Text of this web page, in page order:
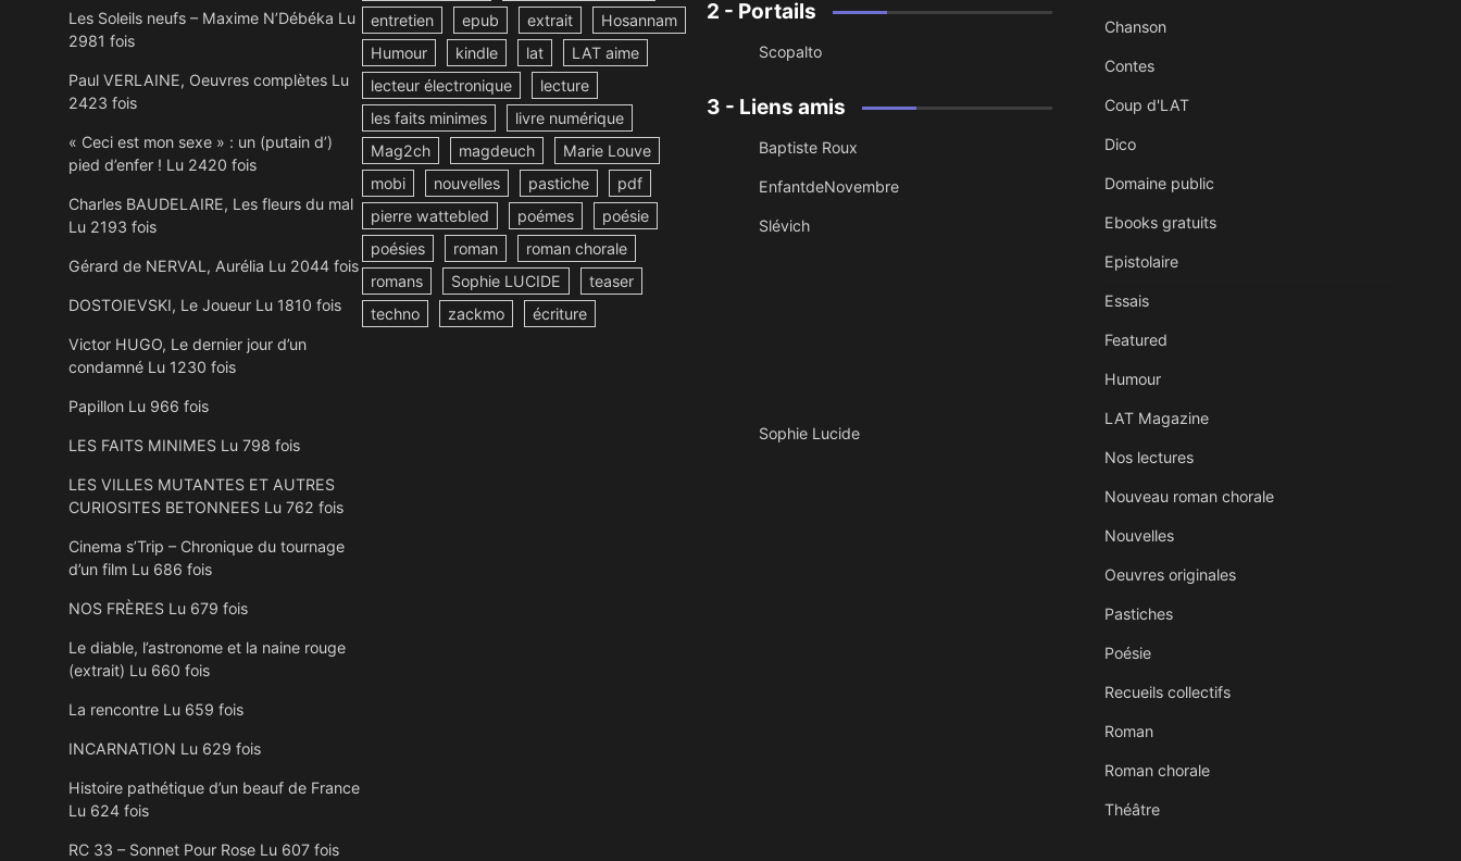
Les Soleils neufs – Maxime N’Débéka Lu
2981 fois
Paul VERLAINE, Oeuvres complètes Lu
2423 fois
« Ceci est mon sexe » : un (putain d’)
pied d’enfer ! Lu 2420 fois
Charles BAUDELAIRE, Les fleurs du mal
Lu 2193 fois
Gérard de NERVAL, Aurélia Lu 2044 fois
DOSTOIEVSKI, Le Joueur Lu 1810 fois
Victor HUGO, Le dernier jour d’un
condamné Lu 1230 fois
Papillon Lu 966 fois
LES FAITS MINIMES Lu 798 fois
LES VILLES MUTANTES ET AUTRES
CURIOSITES BETONNEES Lu 762 fois
Cinema s’Trip – Chronique du tournage
d’un film Lu 686 fois
NOS FRÈRES Lu 679 fois
Le diable, l’astronome et la naine rouge
(extrait) Lu 660 fois
La rencontre Lu 659 fois
INCARNATION Lu 629 fois
Histoire pathétique d’un beauf de France
Lu 624 fois
RC 33 – Sonnet Pour Rose Lu 607 fois
entretien
epub extrait
Hosannam
Humour
kindle lat
LAT aime
lecteur électronique
lecture
les faits minimes
livre numérique
Mag2ch
magdeuch
Marie Louve
mobi
nouvelles pastiche
pdf
pierre wattebled
poémes
poésie
poésies
roman
roman chorale
romans
Sophie LUCIDE
teaser
techno
zackmo écriture
2 - Portails
Scopalto
3 - Liens amis
Baptiste Roux
EnfantdeNovembre
Slévich
Sophie Lucide
Chanson
Contes
Coup d'LAT
Dico
Domaine public
Ebooks gratuits
Epistolaire
Essais
Featured
Humour
LAT Magazine
Nos lectures
Nouveau roman chorale
Nouvelles
Oeuvres originales
Pastiches
Poésie
Recueils collectifs
Roman
Roman chorale
Théâtre